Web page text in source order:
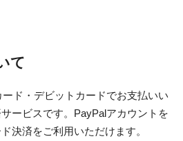
て
ド・デビットカードでお支払いい
ービスです。PayPalアカウントを
決済をご利用いただけます。